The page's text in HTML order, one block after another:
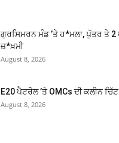
ਗੁਰਸਿਮਰਨ ਮੰਡ ’ਤੇ ਹ*ਮਲਾ, ਪੁੱਤਰ ਤੇ 2
ਜ਼*ਖ਼ਮੀ
August 8, 2026
E20 ਪੈਟਰੋਲ ’ਤੇ OMCs ਦੀ ਕਲੀਨ ਚਿੱਟ
August 8, 2026